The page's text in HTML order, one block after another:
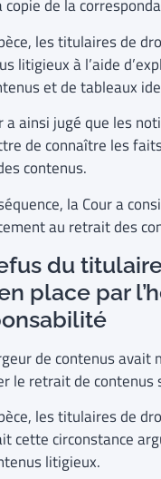
copie de la
les titulaires de
litigieux à l’aide
et de tableaux
a ainsi jugé que les
de connaître les
contenus.
la Cour a
au retrait des
du
place par
de contenus
le retrait de contenus
les titulaires de
cette circonstance
litigieux.